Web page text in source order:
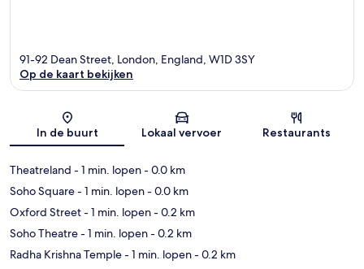
Kaart
91-92 Dean Street, London, England, W1D 3SY
Op de kaart bekijken
In de buurt Lokaal vervoer Restaurants
Theatreland - 1 min. lopen- 0.0 km
Soho Square- 1 min. lopen- 0.0 km
Oxford Street- 1 min. lopen- 0.2 km
Soho Theatre- 1 min. lopen- 0.2 km
Radha Krishna Temple- 1 min. lopen- 0.2 km